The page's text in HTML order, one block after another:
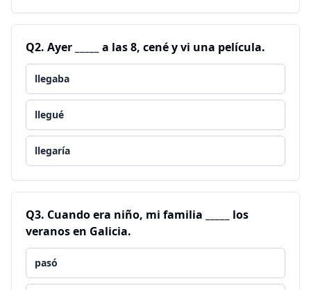
Q2. Ayer _____ a las 8, cené y vi una película.
llegaba
llegué
llegaría
Q3. Cuando era niño, mi familia _____ los
veranos en Galicia.
pasó